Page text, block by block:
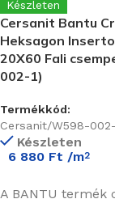
Készleten
Cersanit Bantu
Heksagon
20X60 Fali
002-1)
Termékkód:
Cersanit/W598-002-
Készleten
6 880 Ft /m2
A BANTU termék